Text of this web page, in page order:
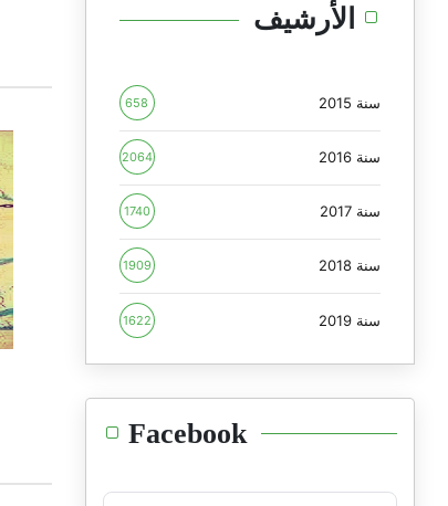
الأرشيف
سنة 2015 658
سنة 2016 2064
سنة 2017 1740
سنة 2018 1909
سنة 2019 1622
Facebook